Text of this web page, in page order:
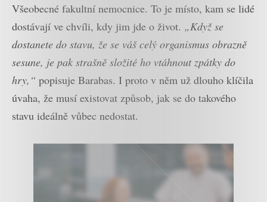
Všeobecné fakultní nemocnice. To je místo, kam se lidé
dostávají ve chvíli, kdy jim jde o život. „Když se
dostanete do stavu, že se váš celý organismus obrazně
sesune, je pak strašně složité ho vtáhnout zpátky do
hry,“ popisuje Barabas. I proto v něm už dlouho klíčila
úvaha, že musí existovat způsob, jak se do takového
stavu ideálně vůbec nedostat.